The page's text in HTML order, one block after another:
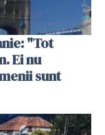
"Tot
Ei nu
sunt